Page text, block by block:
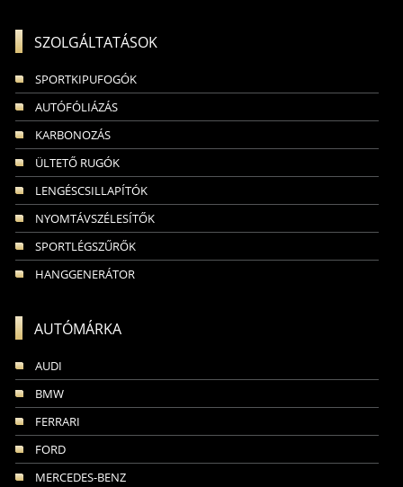
SZOLGÁLTATÁSOK
SPORTKIPUFOGÓK
AUTÓFÓLIÁZÁS
KARBONOZÁS
ÜLTETŐ RUGÓK
LENGÉSCSILLAPÍTÓK
NYOMTÁVSZÉLESÍTŐK
SPORTLÉGSZŰRŐK
HANGGENERÁTOR
AUTÓMÁRKA
AUDI
BMW
FERRARI
FORD
MERCEDES-BENZ